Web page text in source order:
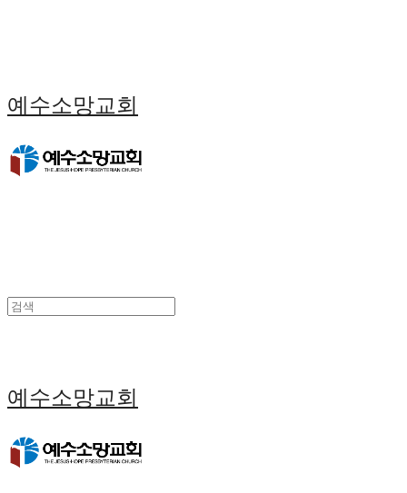
예수소망교회
예수소망교회